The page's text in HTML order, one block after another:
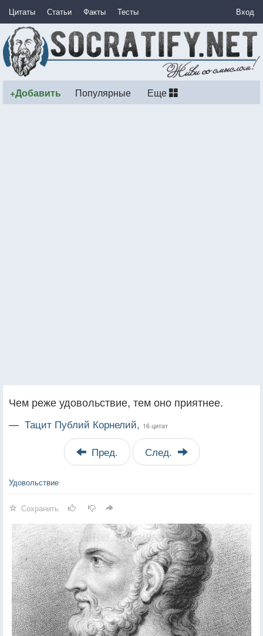
Цитаты Статьи Факты Тесты Вход
+Добавить Популярные Еще
Чем реже удовольствие, тем оно приятнее.
— Тацит Публий Корнелий, 16 цитат
Пред. След.
Удовольствие
Сохранить